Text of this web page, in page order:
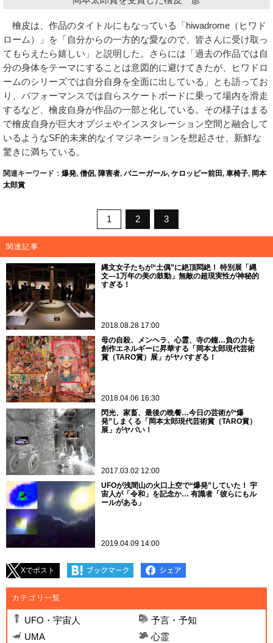
檜皮は、作品のタイトルにもなっている「hiwadrome（ヒワド
ローム）」を「自分からの一方的な愛なので、皆さんに受け取っ
てもらえたら嬉しい」と説明した。さらには「過去の作品では自
分の身体をテーマにすることは意図的に避けてきたが、ヒワドロ
ームのシリーズでは自分自身を全面に出している」とも語ってお
り、パフォーマンスでは自らスケートボードに乗って場内を滑走
するなど、檜皮自身が作品の一部と化している。その様子はまる
で檜皮自身が巨大オブジェやインスタレーション空間と融合して
いるようなSF的未来的なイマジネーションを想起させ、新鮮な
驚きに満ちている。
関連キーワード： 爆発, 僧侶, 障害者, バニーガール, ケロッピー前田, 車椅子, 岡本
太郎賞
1 2 3
関連記事
縄文女子たちが“土偶”に絶頂悶絶！ 特別展「縄
文―1万年の美の鼓動」無敵の超現実性が神秘的
すぎる！
2018.08.28 17:00
母の自殺、メンヘラ、心霊、寺の鐘…負の力を
創作エネルギーに昇華する「岡本太郎現代芸術
賞（TARO賞）展」がヤバすぎる！
2018.04.06 16:30
閃光、家畜、最後の晩餐…今日の芸術が“爆
発”しまくる「岡本太郎現代芸術賞（TARO賞）
展」がヤバい！
2017.03.02 12:00
UFOが浅間山の火口上空で“爆発”していた！ 宇
宙人が「令和」を記念か… 有識者「彼らにもル
ールがある」
2019.04.09 14:00
Xでポスト
カテゴリ一覧
UFO・宇宙人
予言・予知
UMA
心霊